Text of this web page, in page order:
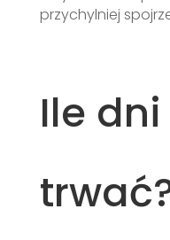
przychylniej
Ile